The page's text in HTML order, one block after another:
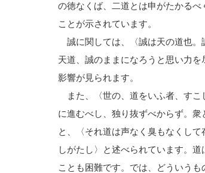
の徳なくば、二道とは申がたかる
ことが示されています。
誠に関しては、〈誠は天の道也。
天道、誠のままになろうと思い力
影響が見られます。
また、〈世の、道をいふ者、すこ
に進むべし、独り抜ずべからず。
と、〈それ道は声なく臭もなくし
しがたし〉と述べられています。
ことも困難です。では、どういう